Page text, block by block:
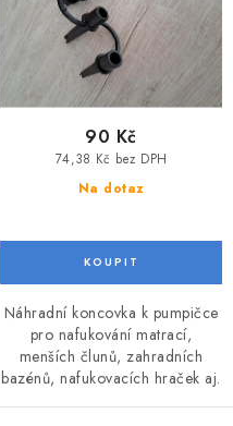
Na dotaz
74,38 Kč bez DPH
90 Kč
Náhradní koncovka k pumpičce
pro nafukování matrací,
menších člunů, zahradních
bazénů, nafukovacích hraček aj.